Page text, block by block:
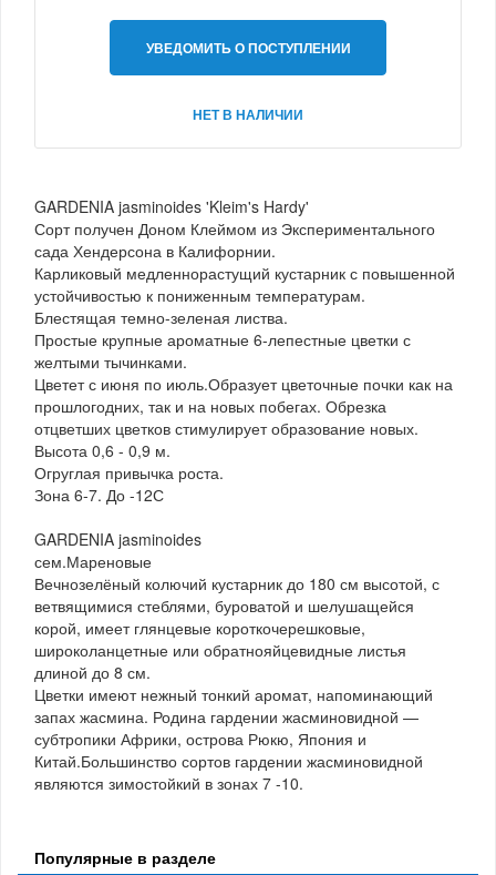
УВЕДОМИТЬ О ПОСТУПЛЕНИИ
НЕТ В НАЛИЧИИ
GARDENIA jasminoides 'Kleim's Hardy'
Сорт получен Доном Клеймом из Экспериментального
сада Хендерсона в Калифорнии.
Карликовый медленнорастущий кустарник с повышенной
устойчивостью к пониженным температурам.
Блестящая темно-зеленая листва.
Простые крупные ароматные 6-лепестные цветки с
желтыми тычинками.
Цветет с июня по июль.Образует цветочные почки как на
прошлогодних, так и на новых побегах. Обрезка
отцветших цветков стимулирует образование новых.
Высота 0,6 - 0,9 м.
Огруглая привычка роста.
Зона 6-7. До -12С
GARDENIA jasminoides
сем.Мареновые
Вечнозелёный колючий кустарник до 180 см высотой, с
ветвящимися стеблями, буроватой и шелушащейся
корой, имеет глянцевые короткочерешковые,
широколанцетные или обратнояйцевидные листья
длиной до 8 см.
Цветки имеют нежный тонкий аромат, напоминающий
запах жасмина. Родина гардении жасминовидной —
субтропики Африки, острова Рюкю, Япония и
Китай.Большинство сортов гардении жасминовидной
являются зимостойкий в зонах 7 -10.
Популярные в разделе